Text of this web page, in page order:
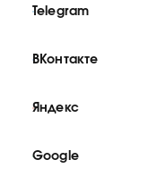
Telegram
ВКонтакте
Яндекс
Google